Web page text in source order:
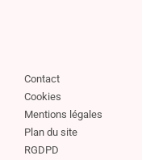
Contact
Cookies
Mentions légales
Plan du site
RGDPD